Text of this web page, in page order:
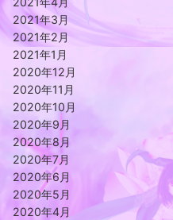
2021年3月
2021年2月
2021年1月
2020年12月
2020年11月
2020年10月
2020年9月
2020年8月
2020年7月
2020年6月
2020年5月
2020年4月